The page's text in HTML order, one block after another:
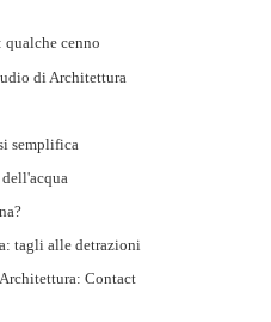
cenno
di Architettura
semplifica
tagli alle detrazioni
Contact